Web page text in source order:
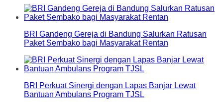
BRI Gandeng Gereja di Bandung Salurkan Ratusan
Paket Sembako bagi Masyarakat Rentan
BRI Perkuat Sinergi dengan Lapas Banjar Lewat
Bantuan Ambulans Program TJSL